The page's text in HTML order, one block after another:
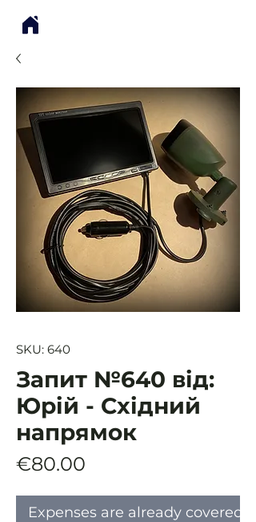
SKU: 640
Запит №640 від:
Юрій - Східний
напрямок
€80.00
Expenses are already covered